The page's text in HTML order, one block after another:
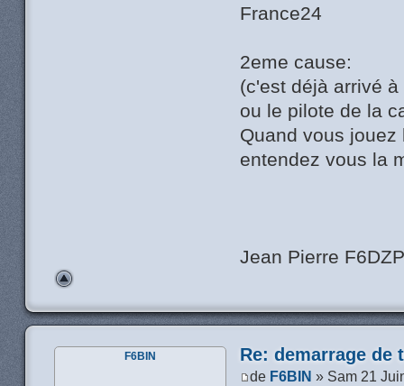
France24
2eme cause:
(c'est déjà arrivé
ou le pilote de la
Quand vous
entendez vous la
Jean Pierre
Re: demarrage de
de F6BIN » Sam 21
F6BIN